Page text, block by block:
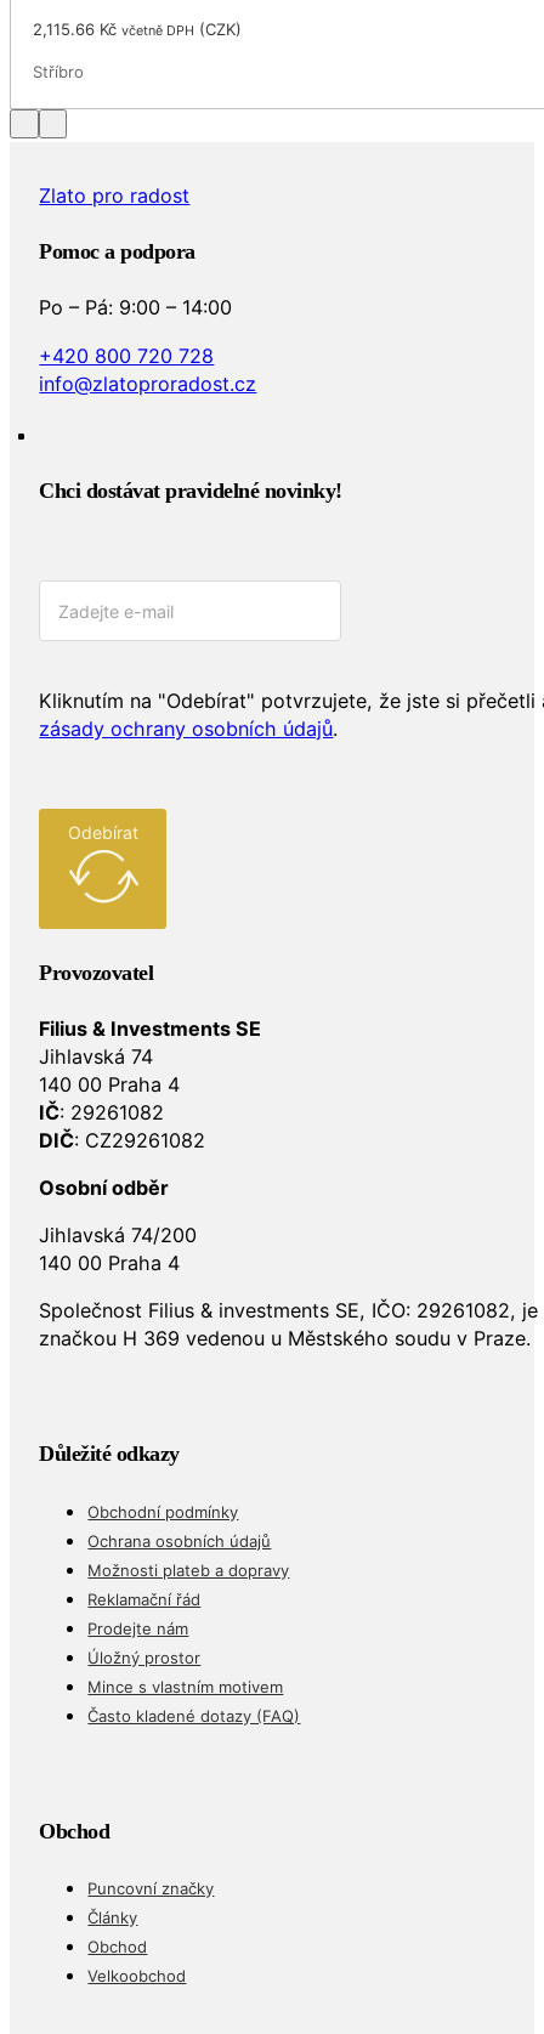
2,115.66 Kč včetně DPH (CZK)
Stříbro
Zlato pro radost
Pomoc a podpora
Po – Pá: 9:00 – 14:00
+420 800 720 728
info@zlatoproradost.cz
Chci dostávat pravidelné novinky!​
Kliknutím na "Odebírat" potvrzujete, že jste si přečetli
zásady ochrany osobních údajů.
Odebírat
Provozovatel
Filius & Investments SE
Jihlavská 74
140 00 Praha 4
IČ: 29261082
DIČ: CZ29261082
Osobní odběr
Jihlavská 74/200
140 00 Praha 4
Společnost Filius & investments SE, IČO: 29261082,
značkou H 369 vedenou u Městského soudu v Praze.
Důležité odkazy
Obchodní podmínky
Ochrana osobních údajů
Možnosti plateb a dopravy
Reklamační řád
Prodejte nám
Úložný prostor
Mince s vlastním motivem
Často kladené dotazy (FAQ)
Obchod
Puncovní značky
Články
Obchod
Velkoobchod